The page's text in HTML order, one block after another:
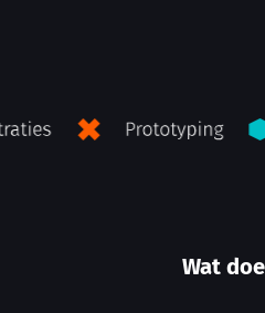
Wat